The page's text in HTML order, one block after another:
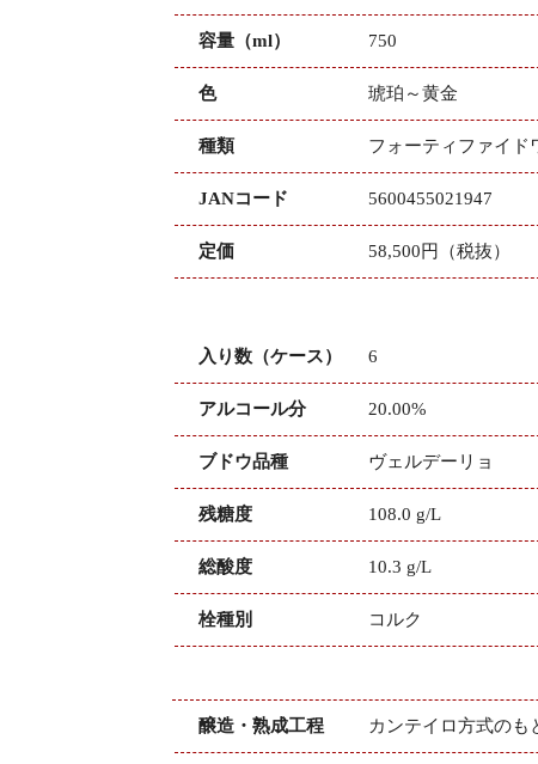
容量（ml） 750
色 琥珀～黄金
種類 フォーティファイド
JANコード 5600455021947
定価 58,500円（税抜）
入り数（ケース） 6
アルコール分 20.00%
ブドウ品種 ヴェルデーリョ
残糖度 108.0 g/L
総酸度 10.3 g/L
栓種別 コルク
醸造・熟成工程 カンテイロ方式のも